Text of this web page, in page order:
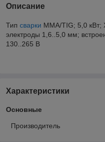
Описание
Тип сварки MMA/TIG; 5,0
электроды 1,6..5,0 мм;
130..265 В
Характеристики
Основные
Производитель